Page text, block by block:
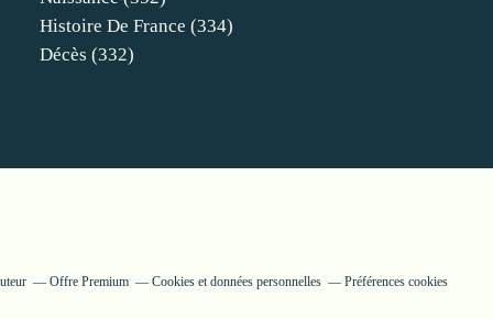
Histoire De France (334)
Décès (332)
Offre Premium Cookies et données personnelles Préférences cookies